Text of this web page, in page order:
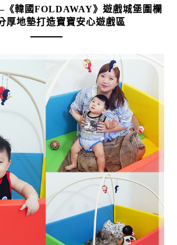
《韓國FOLDAWAY》遊戲城堡圍欄
厚地墊打造寶寶安心遊戲區